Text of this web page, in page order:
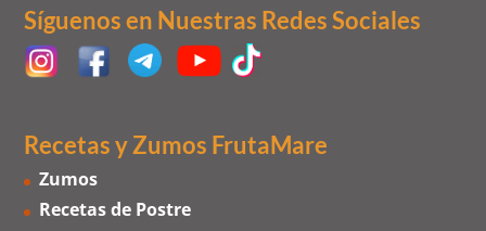
Síguenos en Nuestras Redes Sociales
Recetas y Zumos FrutaMare
Zumos
Recetas de Postre